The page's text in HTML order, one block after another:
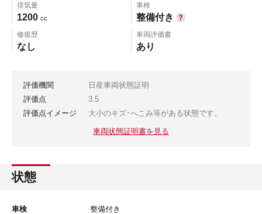
排気量
1200 cc
車検
整備付き
修復歴
なし
車両評価書
あり
評価機関
日産車両状態証明
評価点
3.5
評価点イメージ
大小のキズ･へこみ等がある状態です。
車両状態証明書を見る
状態
車検 整備付き